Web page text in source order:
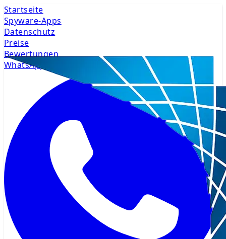
Startseite
Spyware-Apps
Datenschutz
Preise
Bewertungen
WhatsApp